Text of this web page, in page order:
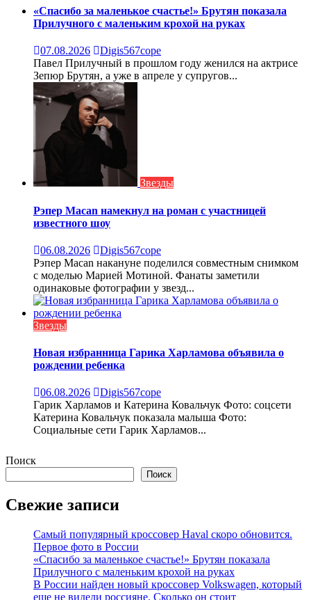
«Спасибо за маленькое счастье!» Брутян показала
Прилучного с маленьким крохой на руках
07.08.2026
Digis567cope
Павел Прилучный в прошлом году женился на актрисе
Зепюр Брутян, а уже в апреле у супругов...
Звезды
Рэпер Macan намекнул на роман с участницей
известного шоу
06.08.2026
Digis567cope
Рэпер Macan накануне поделился совместным снимком
с моделью Марией Мотиной. Фанаты заметили
одинаковые фотографии у звезд...
Звезды
Новая избранница Гарика Харламова объявила о
рождении ребенка
06.08.2026
Digis567cope
Гарик Харламов и Катерина Ковальчук Фото: соцсети
Катерина Ковальчук показала малыша Фото:
Социальные сети Гарик Харламов...
Поиск
Поиск
Свежие записи
Самый популярный кроссовер Haval скоро обновится.
Первое фото в России
«Спасибо за маленькое счастье!» Брутян показала
Прилучного с маленьким крохой на руках
В России найден новый кроссовер Volkswagen, который
еще не видели россияне. Сколько он стоит